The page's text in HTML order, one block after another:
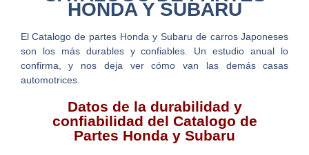
HONDA Y SUBARU
El Catalogo de partes Honda y Subaru de carros Japoneses
son los más durables y confiables. Un estudio anual lo
confirma, y nos deja ver cómo van las demás casas
automotrices.
Datos de la durabilidad y
confiabilidad del Catalogo de
Partes Honda y Subaru